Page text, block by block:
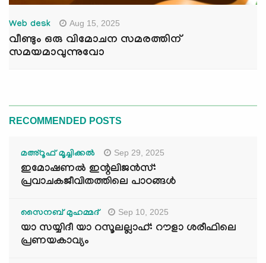
Web desk Aug 15, 2025
വീണ്ടും ഒരു വിമോചന സമരത്തിന്
സമയമാവുന്നുവോ
RECOMMENDED POSTS
മഅ്റൂഫ് മൂച്ചിക്കല്‍ Sep 29, 2025
ഇമോഷണൽ ഇന്റലിജൻസ്:
പ്രവാചകജീവിതത്തിലെ പാഠങ്ങൾ
സൈനബ് മുഹമ്മദ് Sep 10, 2025
യാ സയ്യിദീ യാ റസൂലല്ലാഹ്: റൗളാ ശരീഫിലെ
പ്രണയകാവ്യം